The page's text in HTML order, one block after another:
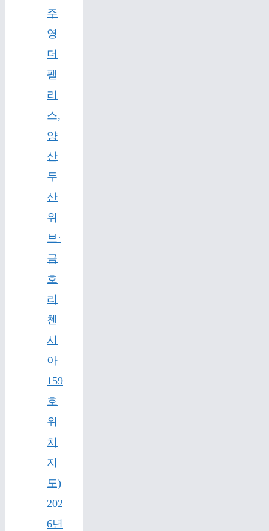
주
영
더
팰
리
스,
양
산
두
산
위
브·
금
호
리
첸
시
아
159
호
위
치
지
도)
202
6년